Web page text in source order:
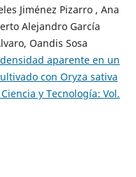
Jiménez Pizarro , Ana
Alejandro García
Oandis Sosa
aparente en un
con Oryza sativa
y Tecnología: Vol.